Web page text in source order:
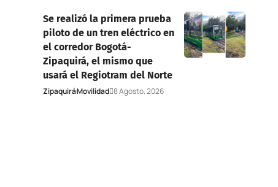
Se realizó la primera prueba
piloto de un tren eléctrico en
el corredor Bogotá-
Zipaquirá, el mismo que
usará el Regiotram del Norte
ZipaquiráMovilidad 8 Agosto, 2026